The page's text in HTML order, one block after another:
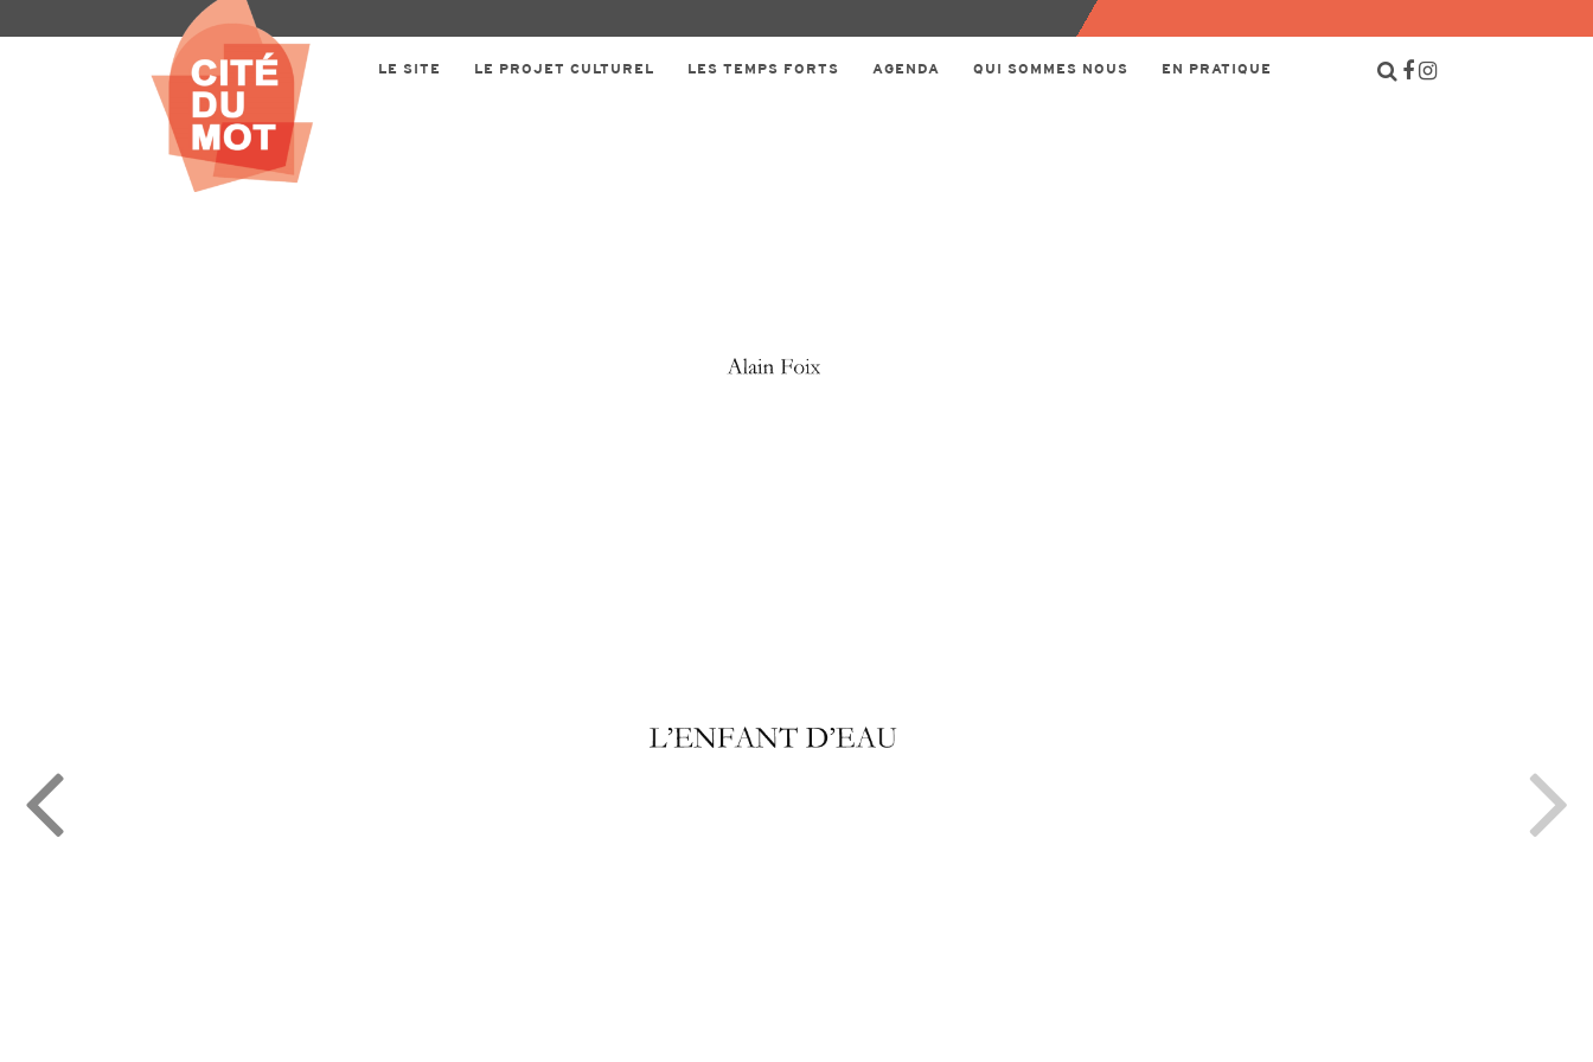
LE SITE LE PROJET CULTUREL LES TEMPS FORTS AGENDA QUI SOMMES NOUS EN PRATIQUE